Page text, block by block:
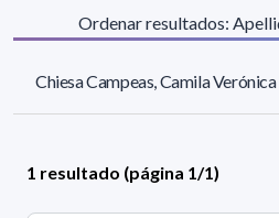
Ordenar resultados:
Chiesa Campeas, Camila Verónica
1 resultado (página 1/1)